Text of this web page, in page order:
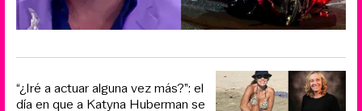
“¿Iré a actuar alguna vez más?”: el
día en que a Katyna Huberman se